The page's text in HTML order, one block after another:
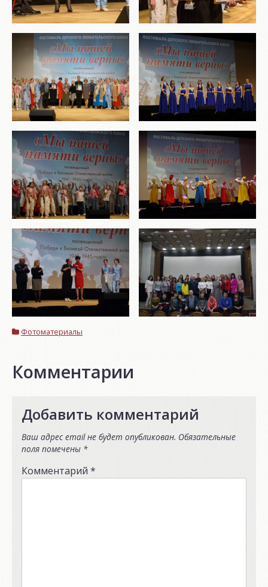
Фотоматериалы
Комментарии
Добавить комментарий
Ваш адрес email не будет опубликован. Обязательные
поля помечены *
Комментарий *